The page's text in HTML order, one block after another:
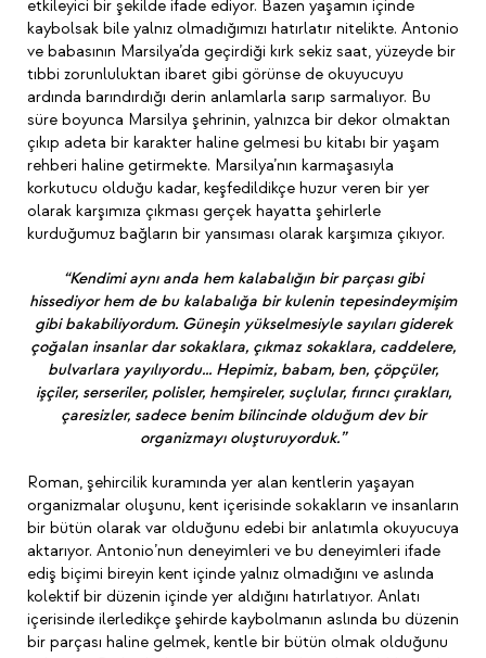
etkileyici bir şekilde ifade ediyor. Bazen yaşamın içinde
kaybolsak bile yalnız olmadığımızı hatırlatır nitelikte. Antonio
ve babasının Marsilya’da geçirdiği kırk sekiz saat, yüzeyde bir
tıbbi zorunluluktan ibaret gibi görünse de okuyucuyu
ardında barındırdığı derin anlamlarla sarıp sarmalıyor. Bu
süre boyunca Marsilya şehrinin, yalnızca bir dekor olmaktan
çıkıp adeta bir karakter haline gelmesi bu kitabı bir yaşam
rehberi haline getirmekte. Marsilya’nın karmaşasıyla
korkutucu olduğu kadar, keşfedildikçe huzur veren bir yer
olarak karşımıza çıkması gerçek hayatta şehirlerle
kurduğumuz bağların bir yansıması olarak karşımıza çıkıyor.
“Kendimi aynı anda hem kalabalığın bir parçası gibi
hissediyor hem de bu kalabalığa bir kulenin tepesindeymişim
gibi bakabiliyordum. Güneşin yükselmesiyle sayıları giderek
çoğalan insanlar dar sokaklara, çıkmaz sokaklara, caddelere,
bulvarlara yayılıyordu… Hepimiz, babam, ben, çöpçüler,
işçiler, serseriler, polisler, hemşireler, suçlular, fırıncı çırakları,
çaresizler, sadece benim bilincinde olduğum dev bir
organizmayı oluşturuyorduk.”
Roman, şehircilik kuramında yer alan kentlerin yaşayan
organizmalar oluşunu, kent içerisinde sokakların ve insanların
bir bütün olarak var olduğunu edebi bir anlatımla okuyucuya
aktarıyor. Antonio’nun deneyimleri ve bu deneyimleri ifade
ediş biçimi bireyin kent içinde yalnız olmadığını ve aslında
kolektif bir düzenin içinde yer aldığını hatırlatıyor. Anlatı
içerisinde ilerledikçe şehirde kaybolmanın aslında bu düzenin
bir parçası haline gelmek, kentle bir bütün olmak olduğunu